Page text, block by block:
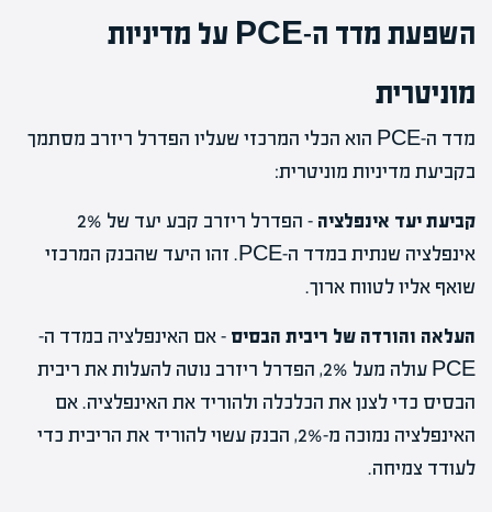
השפעת מדד ה-PCE על מדיניות
מוניטרית
מדד ה-PCE הוא הכלי המרכזי שעליו הפדרל ריזרב מסתמך
בקביעת מדיניות מוניטרית:
קביעת יעד אינפלציה
– הפדרל ריזרב קבע יעד של 2%
אינפלציה שנתית במדד ה-PCE. זהו היעד שהבנק המרכזי
שואף אליו לטווח ארוך.
העלאה והורדה של ריבית הבסיס – אם האינפלציה במדד ה-
PCE עולה מעל 2%, הפדרל ריזרב נוטה להעלות את ריבית
הבסיס כדי לצנן את הכלכלה ולהוריד את האינפלציה. אם
האינפלציה נמוכה מ-2%, הבנק עשוי להוריד את הריבית כדי
לעודד צמיחה.